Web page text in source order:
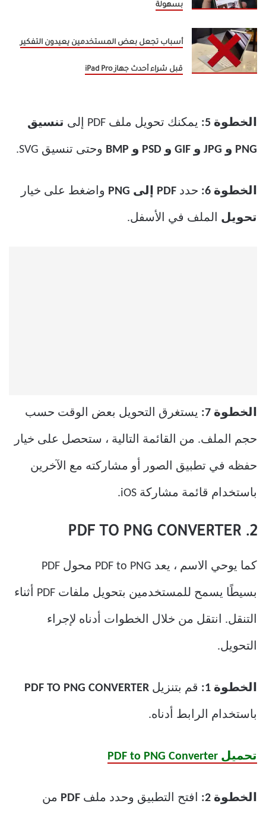
بسهولة
أسباب تجعل بعض المستخدمين يعيدون التفكير
قبل شراء أحدث جهاز iPad Pro
الخطوة 5: يمكنك تحويل ملف PDF إلى تنسيق
PNG و JPG و GIF و PSD و BMP وحتى تنسيق SVG.
الخطوة 6: حدد PDF إلى PNG واضغط على خيار
تحويل الملف في الأسفل.
الخطوة 7: يستغرق التحويل بعض الوقت حسب
حجم الملف. من القائمة التالية ، ستحصل على خيار
حفظه في تطبيق الصور أو مشاركته مع الآخرين
باستخدام قائمة مشاركة iOS.
2. PDF TO PNG CONVERTER
كما يوحي الاسم ، يعد PDF to PNG محول PDF
بسيطًا يسمح للمستخدمين بتحويل ملفات PDF أثناء
التنقل. انتقل من خلال الخطوات أدناه لإجراء
التحويل.
الخطوة 1: قم بتنزيل
باستخدام الرابط أدناه.
تحميل PDF to PNG Converter
الخطوة 2: افتح التطبيق وحدد ملف PDF من